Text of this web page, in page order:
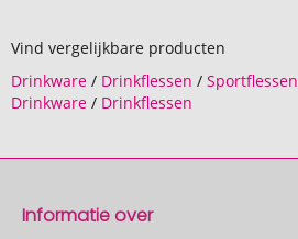
Vind vergelijkbare producten
Drinkware / Drinkflessen / Sportflessen
Drinkware / Drinkflessen
Informatie over